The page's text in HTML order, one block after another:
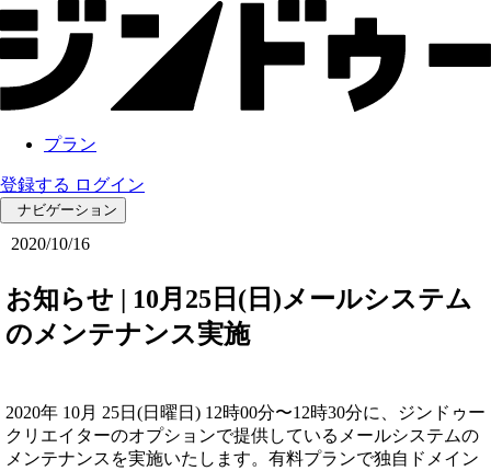
プラン
登録する ログイン
ナビゲーション
2020/10/16
お知らせ | 10月25日(日)メールシステム
のメンテナンス実施
2020年 10月 25日(日曜日) 12時00分〜12時30分に、ジンドゥー
クリエイターのオプションで提供しているメールシステムの
メンテナンスを実施いたします。有料プランで独自ドメイン